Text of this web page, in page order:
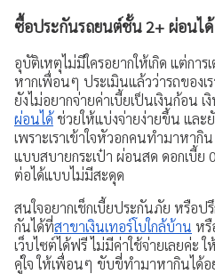
ซื้อประกันรถยนต์ชั้น 2+ ผ่อนได้
อุบัติเหตุไม่มีใครอยากให้เกิด แต่กา
หากเพื่อนๆ ประเมินแล้วว่ารถของ
ยังไม่อยากจ่ายค่าเบี้ยเป็นเงินก้อน เ
ผ่อนได้ช่วยให้แบ่งจ่ายง่ายขึ้น และยั
เพราะเราเข้าใจหัวอกคนทำมาหากิ
แบบสบายกระเป๋า ผ่อนสด ดอกเบี้ย
ต่อได้แบบไม่มีสะดุด
สนใจอยากเช็กเบี้ยประกันภัย หรือป
กันได้ที่สาขาเงินเทอร์โบใกล้บ้าน หรื
เว็บไซต์ได้ฟรี ไม่มีค่าใช้จ่ายเลยค่ะ
คู่ใจ ให้เพื่อนๆ ขับขี่ทำมาหากินได้อ